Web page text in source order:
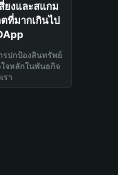
ยงและสแกม
ที่มากเกินไป
รปกป้องสินทรัพย์
จหลักในพันธกิจ
รา